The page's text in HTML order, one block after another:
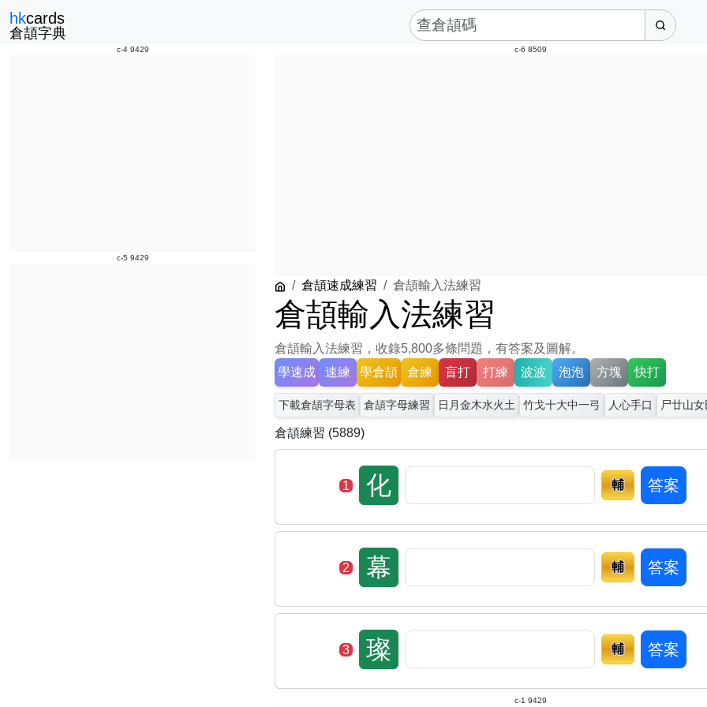
hkcards
倉頡字典
c-4 9429
c-5 9429
c-6 8509
倉頡速成練習 倉頡輸入法練習
倉頡輸入法練習
倉頡輸入法練習，收錄5,800多條問題，有答案及圖解。
學速成
速練 學倉頡 倉練 盲打 打練 波波 泡泡 方塊 快打
下載倉頡字母表 倉頡字母練習 日月金木水火土 竹戈十大中一弓 人心手口 尸廿山
倉頡練習 (5889)
1 化 輔 答案
2 幕 輔 答案
3 璨 輔 答案
c-1 9429